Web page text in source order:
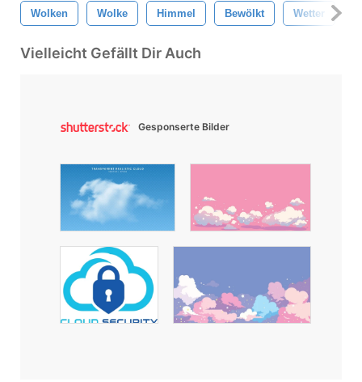
Wolken Wolke Himmel Bewölkt Wetter
Vielleicht Gefällt Dir Auch
Gesponserte Bilder